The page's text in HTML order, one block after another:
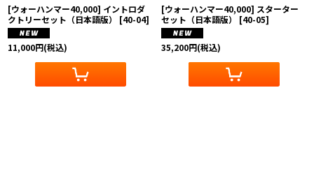
[ウォーハンマー40,000] イントロダ
クトリーセット（日本語版）
[40-04]
11,000円(税込)
[ウォーハンマー40,000] スターター
セット（日本語版）
[40-05]
35,200円(税込)